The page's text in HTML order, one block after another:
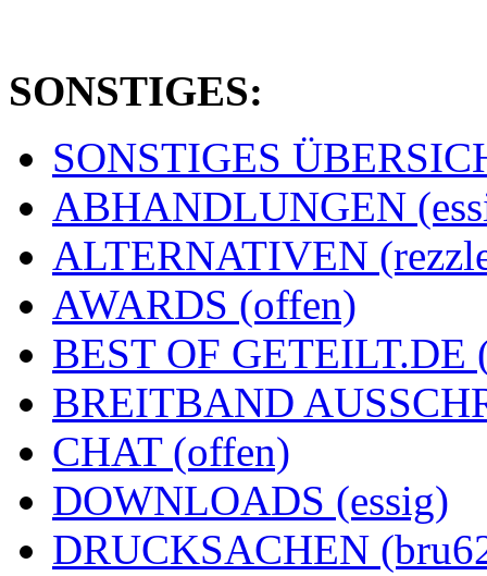
SONSTIGES:
SONSTIGES
ABHANDLUNGEN
ALTERNATIVEN
AWARDS (offen)
BEST OF GETEILT.DE
BREITBAND
CHAT (offen)
DOWNLOADS (essig)
DRUCKSACHEN